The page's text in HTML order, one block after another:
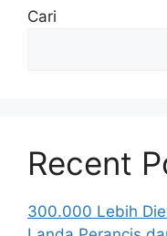
Cari
Recent
300.000 Lebih